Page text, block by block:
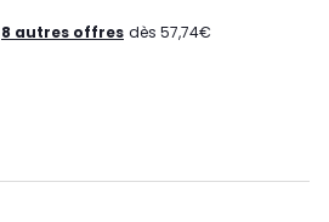
8 autres offres dès 57,74€